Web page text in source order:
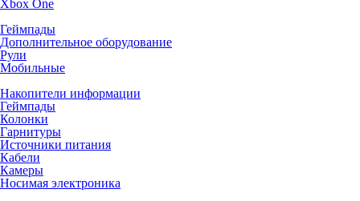
Xbox One
Геймпады
Дополнительное оборудование
Рули
Мобильные
Накопители информации
Геймпады
Колонки
Гарнитуры
Источники питания
Кабели
Камеры
Носимая электроника